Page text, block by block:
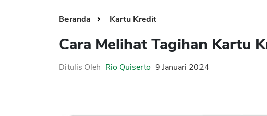
Beranda Kartu Kredit
Cara Melihat Tagihan Kartu
Ditulis Oleh Rio Quiserto 9 Januari 2024